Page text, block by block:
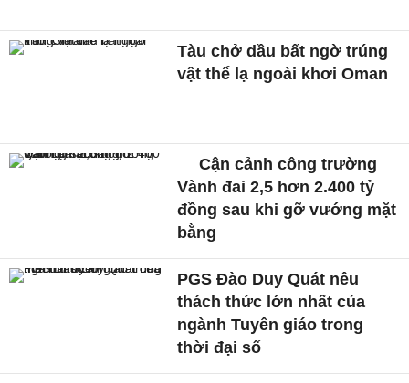
Tàu chở dầu bất ngờ trúng
vật thể lạ ngoài khơi Oman
Cận cảnh công trường
Vành đai 2,5 hơn 2.400 tỷ
đồng sau khi gỡ vướng mặt
bằng
PGS Đào Duy Quát nêu
thách thức lớn nhất của
ngành Tuyên giáo trong
thời đại số